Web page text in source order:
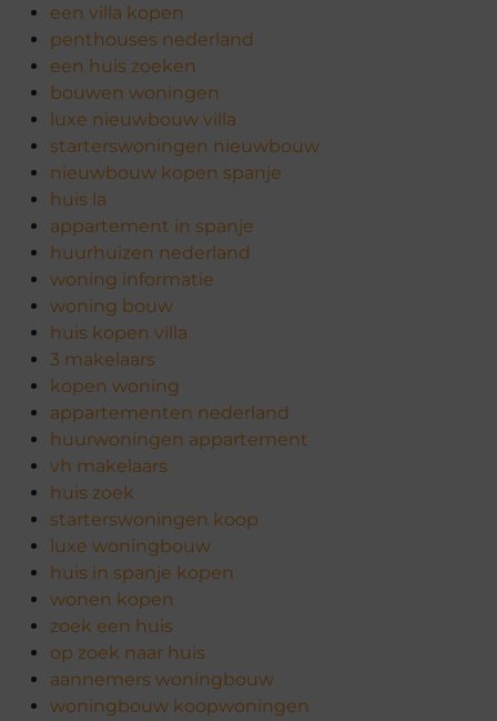
een villa kopen
penthouses nederland
een huis zoeken
bouwen woningen
luxe nieuwbouw villa
starterswoningen nieuwbouw
nieuwbouw kopen spanje
huis la
appartement in spanje
huurhuizen nederland
woning informatie
woning bouw
huis kopen villa
3 makelaars
kopen woning
appartementen nederland
huurwoningen appartement
vh makelaars
huis zoek
starterswoningen koop
luxe woningbouw
huis in spanje kopen
wonen kopen
zoek een huis
op zoek naar huis
aannemers woningbouw
woningbouw koopwoningen